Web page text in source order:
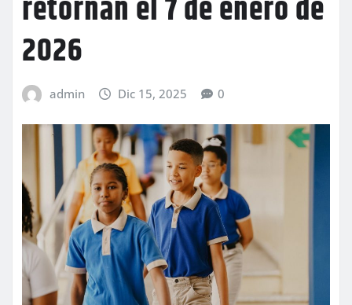
retornan el 7 de enero de
2026
admin Dic 15, 2025 0